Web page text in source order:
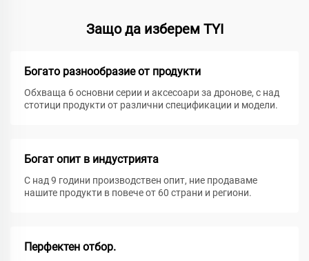
Защо да изберем TYI
Богато разнообразие от продукти
Обхваща 6 основни серии и аксесоари за дронове, с над
стотици продукти от различни спецификации и модели.
Богат опит в индустрията
С над 9 години производствен опит, ние продаваме
нашите продукти в повече от 60 страни и региони.
Перфектен отбор.